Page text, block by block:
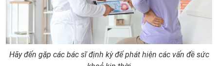
Hãy đến gặp các bác sĩ định kỳ để phát hiện các vấn đề sức